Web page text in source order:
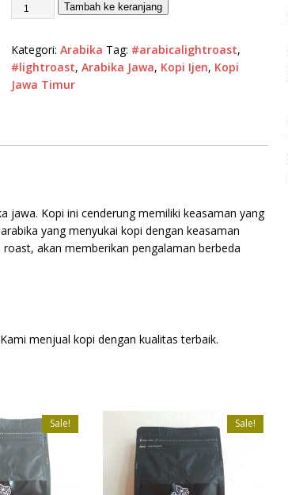
Tambah ke keranjang
Kategori: Arabika Tag: #arabicalightroast,
#lightroast, Arabika Jawa, Kopi Ijen, Kopi
Jawa Timur
jawa. Kopi ini cenderung memiliki keasaman yang
yang menyukai kopi dengan keasaman
akan memberikan pengalaman berbeda
menjual kopi dengan kualitas terbaik.
Sale! Sale!